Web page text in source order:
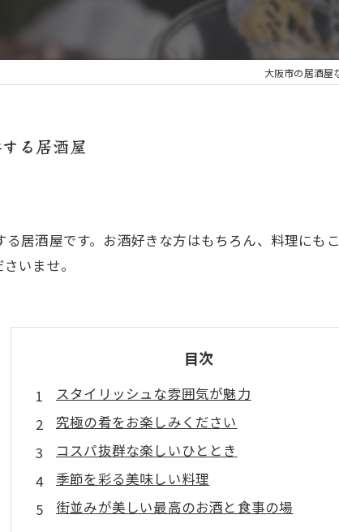
大阪市の居酒屋
る居酒屋
居酒屋です。お酒好きな方はもちろん、料理にも
いませ。
目次
スタイリッシュな雰囲気が魅力
究極の肴をお楽しみください
コスパ抜群な楽しいひととき
季節を彩る美味しい料理
街並みが美しい最高のお酒と食事の場